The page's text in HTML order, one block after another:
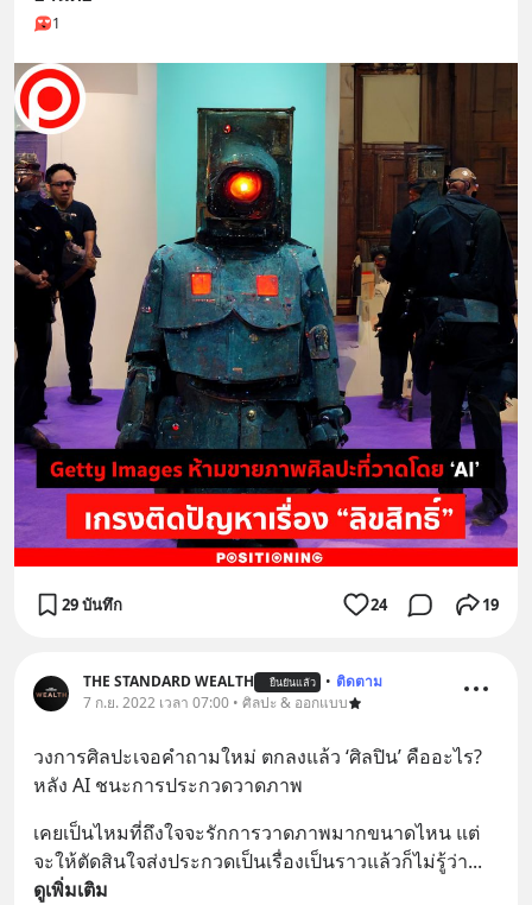
1
29 บันทึก 24 19
THE STANDARD WEALTH ยืนยันแล้ว • ติดตาม
7 ก.ย. 2022 เวลา 07:00 • ศิลปะ & ออกแบบ
วงการศิลปะเจอคำถามใหม่ ตกลงแล้ว ‘ศิลปิน’ คืออะไร?
หลัง AI ชนะการประกวดวาดภาพ
เคยเป็นไหมที่ถึงใจจะรักการวาดภาพมากขนาดไหน แต่
จะให้ตัดสินใจส่งประกวดเป็นเรื่องเป็นราวแล้วก็ไม่รู้ว่า...
ดูเพิ่มเติม